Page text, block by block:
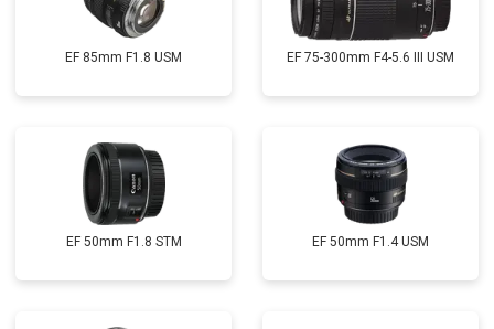
EF 85mm F1.8 USM EF 75-300mm F4-5.6 III USM
EF 50mm F1.8 STM EF 50mm F1.4 USM